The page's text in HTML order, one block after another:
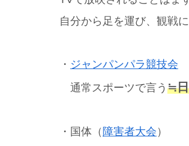
自分から足を運び、観戦
・ ジャンパンパラ競技会
通常スポーツで言う ≒
・国体（ 障害者大会 ）